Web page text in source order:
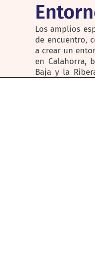
Los amplios
de encuentro,
a crear un
en Calahorra,
Baja y la
diario de